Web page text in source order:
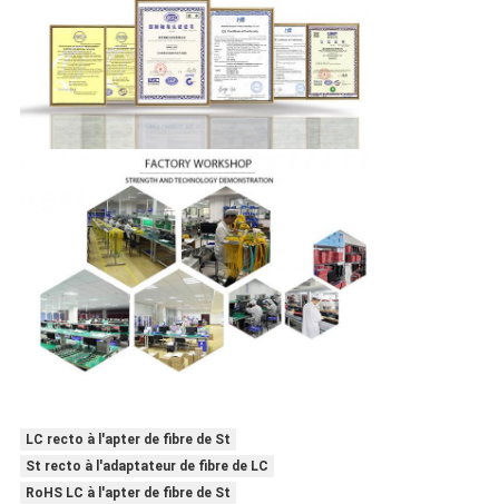
LC recto à l'apter de fibre de St
St recto à l'adaptateur de fibre de LC
RoHS LC à l'apter de fibre de St